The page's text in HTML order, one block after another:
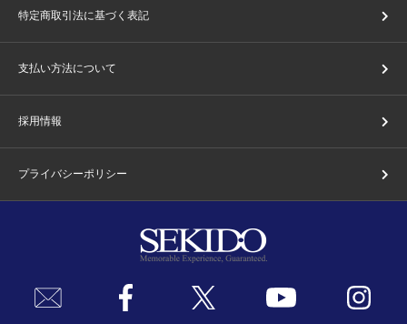
特定商取引法に基づく表記
支払い方法について
採用情報
プライバシーポリシー